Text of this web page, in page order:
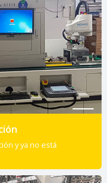
y ya no está